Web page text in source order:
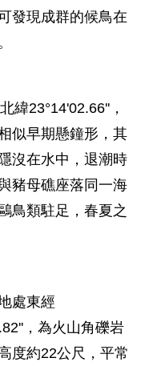
發現成群的候鳥在
緯23°14'02.66''，
似早期懸鐘形，其
沒在水中，退潮時
豬母礁座落同一海
鳥類駐足，春夏之
處東經
，為火山角礫岩
度約22公尺，平常